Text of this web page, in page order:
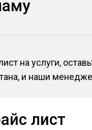
на услуги,
и наши
лист